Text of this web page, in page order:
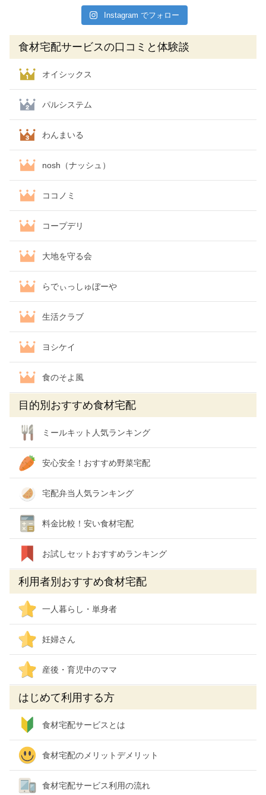
Instagram でフォロー
食材宅配サービスの口コミと体験談
オイシックス
パルシステム
わんまいる
nosh（ナッシュ）
ココノミ
コープデリ
大地を守る会
らでぃっしゅぼーや
生活クラブ
ヨシケイ
食のそよ風
目的別おすすめ食材宅配
ミールキット人気ランキング
安心安全！おすすめ野菜宅配
宅配弁当人気ランキング
料金比較！安い食材宅配
お試しセットおすすめランキング
利用者別おすすめ食材宅配
一人暮らし・単身者
妊婦さん
産後・育児中のママ
はじめて利用する方
食材宅配サービスとは
食材宅配のメリットデメリット
食材宅配サービス利用の流れ